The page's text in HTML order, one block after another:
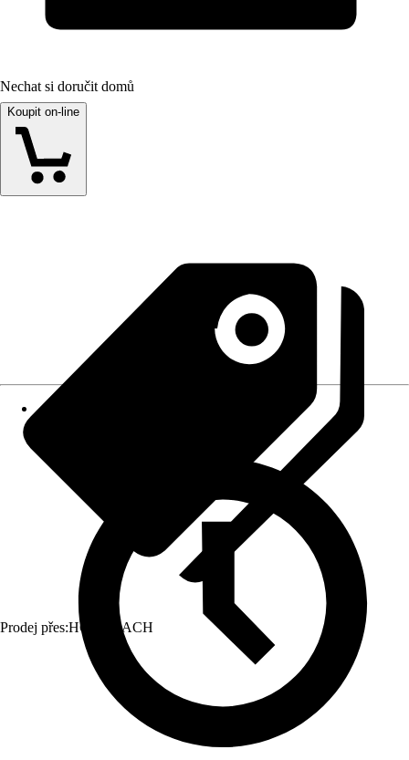
Nechat si doručit domů
Koupit on-line
Prodej přes:HORNBACH